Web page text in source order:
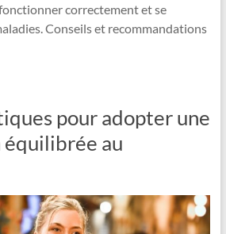
correctement et se
Conseils et recommandations
pour adopter une
au